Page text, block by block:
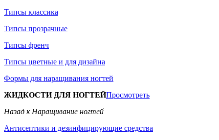
Типсы классика
Типсы прозрачные
Типсы френч
Типсы цветные и для дизайна
Формы для наращивания ногтей
ЖИДКОСТИ ДЛЯ НОГТЕЙПросмотреть
Назад к Наращивание ногтей
Антисептики и дезинфицирующие средства